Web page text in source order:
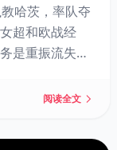
哈茨，率队夺
超和欧战经
是重振流失的
阅读全文